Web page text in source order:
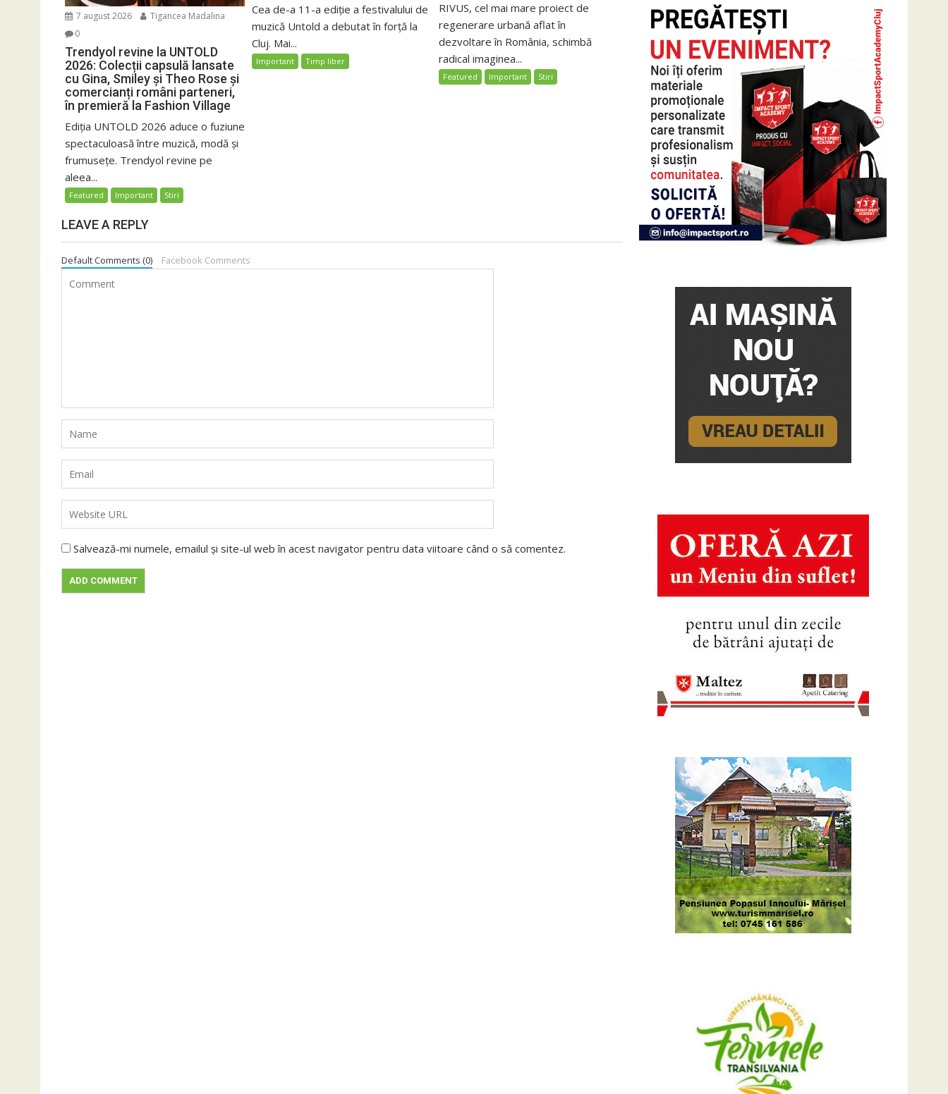
7 august 2026
Tigancea Madalina
0
Trendyol revine la UNTOLD
2026: Colecții capsulă lansate
cu Gina, Smiley și Theo Rose și
comercianți români parteneri,
în premieră la Fashion Village
Ediția UNTOLD 2026 aduce o fuziune
spectaculoasă între muzică, modă și
frumusețe. Trendyol revine pe
aleea...
Featured Important Stiri
Cea de-a 11-a ediție a festivalului de
muzică Untold a debutat în forță la
Cluj. Mai...
Important Timp liber
RIVUS, cel mai mare proiect de
regenerare urbană aflat în
dezvoltare în România, schimbă
radical imaginea...
Featured Important Stiri
LEAVE A REPLY
Default Comments (0) Facebook Comments
Salvează-mi numele, emailul și site-ul web în acest navigator pentru data viitoare când o să comentez.